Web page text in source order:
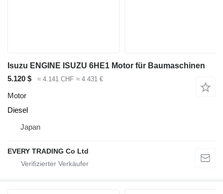
Isuzu ENGINE ISUZU 6HE1 Motor für Baumaschinen
5.120 $
≈ 4.141 CHF ≈ 4.431 €
Motor
Diesel
Japan
EVERY TRADING Co Ltd